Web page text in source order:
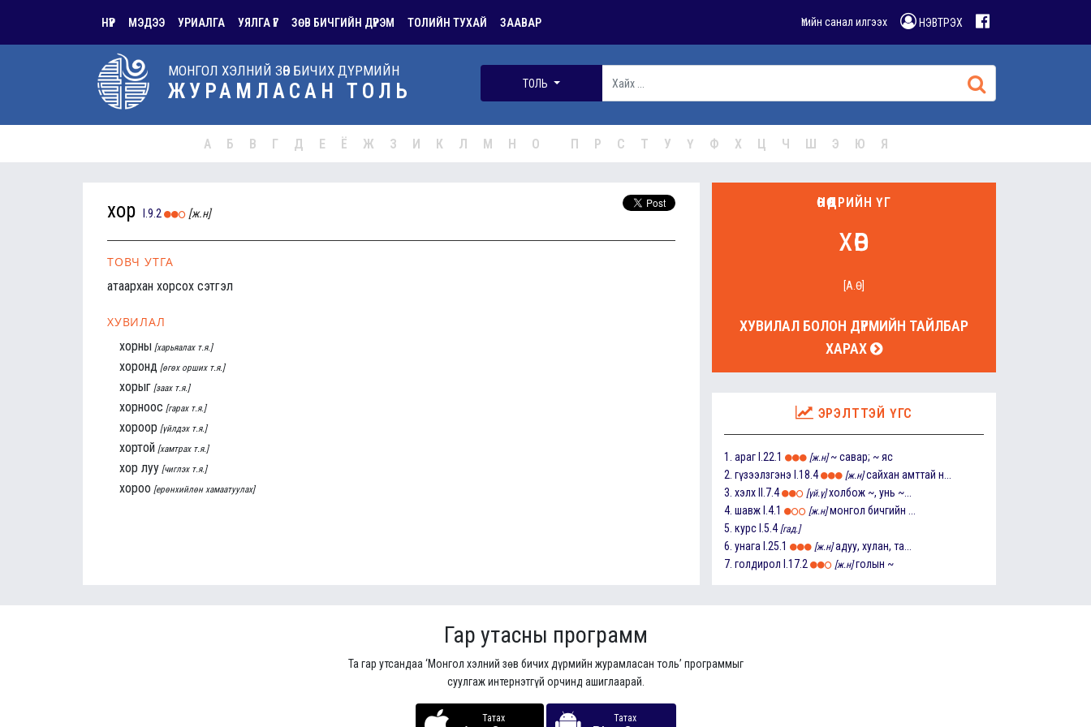
НҮҮР МЭДЭЭ УРИАЛГА УЯЛГА ҮГ ЗӨВ БИЧГИЙН ДҮРЭМ ТОЛИЙН ТУХАЙ ЗААВАР Үгийн санал илгээх НЭВТРЭХ
МОНГОЛ ХЭЛНИЙ ЗӨВ БИЧИХ ДҮРМИЙН
ЖУРАМЛАСАН ТОЛЬ ТОЛЬ
А Б В Г Д Е Ё Ж З И К Л М Н О П Р С Т У Ү Ф Х Ц Ч Ш Э Ю Я
хор I.9.2 [ж.н]
ТОВЧ УТГА
атаархан хорсох сэтгэл
ХУВИЛАЛ
хорны [харьяалах т.я.]
хоронд [өгөх орших т.я.]
хорыг [заах т.я.]
хорноос [гарах т.я.]
хороор [үйлдэх т.я.]
хортой [хамтрах т.я.]
хор луу [чиглэх т.я.]
хороо [ерөнхийлөн хамаатуулах]
ӨНӨӨДРИЙН ҮГ
хөв
[А.Ө]
ХУВИЛАЛ БОЛОН ДҮРМИЙН ТАЙЛБАР
ХАРАХ
ЭРЭЛТТЭЙ ҮГС
1. араг I.22.1 [ж.н] ~ савар; ~ яс
2. гүзээлзгэнэ I.18.4 [ж.н] сайхан амттай н...
3. хэлх II.7.4 [үй.ү] холбож ~, унь ~...
4. шавж I.4.1 [ж.н] монгол бичгийн ...
5. курс I.5.4 [гад.]
6. унага I.25.1 [ж.н] адуу, хулан, та...
7. голдирол I.17.2 [ж.н] голын ~
Гар утасны программ
Та гар утсандаа ‘Монгол хэлний зөв бичих дүрмийн журамласан толь’ программыг
суулгаж интернэтгүй орчинд ашиглаарай.
Татах Татах